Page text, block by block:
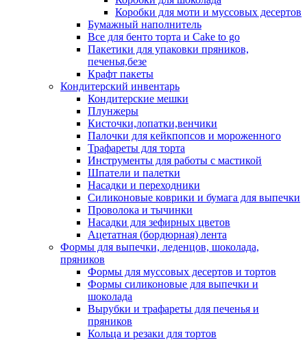
Коробки для моти и муссовых десертов
Бумажный наполнитель
Все для бенто торта и Cake to go
Пакетики для упаковки пряников,
печенья,безе
Крафт пакеты
Кондитерский инвентарь
Кондитерские мешки
Плунжеры
Кисточки,лопатки,венчики
Палочки для кейкпопсов и мороженного
Трафареты для торта
Инструменты для работы с мастикой
Шпатели и палетки
Насадки и переходники
Силиконовые коврики и бумага для выпечки
Проволока и тычинки
Насадки для зефирных цветов
Ацетатная (бордюрная) лента
Формы для выпечки, леденцов, шоколада,
пряников
Формы для муссовых десертов и тортов
Формы силиконовые для выпечки и
шоколада
Вырубки и трафареты для печенья и
пряников
Кольца и резаки для тортов